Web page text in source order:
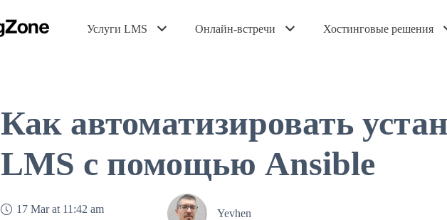
Услуги LMS Онлайн-встречи Хостинговые решения
Как автоматизировать
LMS с помощью Ansible
17 Mar at 11:42 am Yevhen